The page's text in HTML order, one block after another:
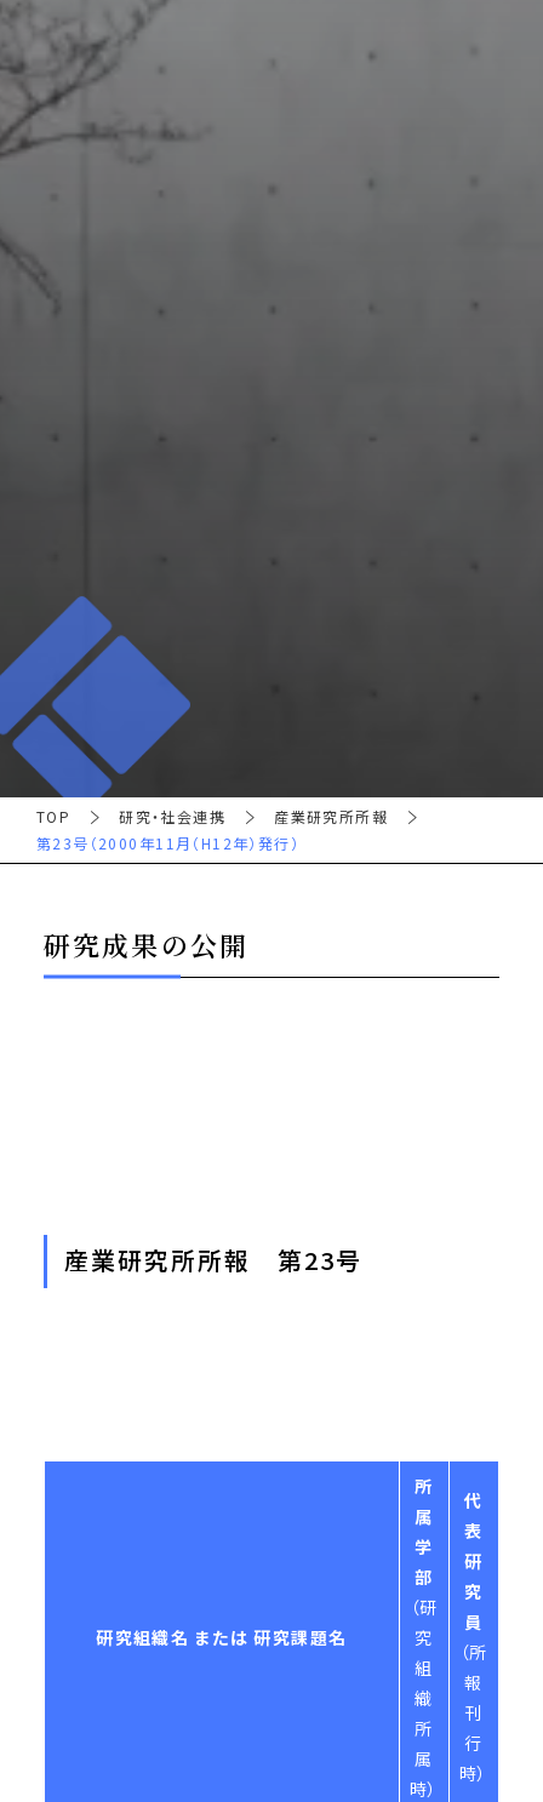
TOP 研究・社会連携
産業研究所所報
第23号（2000年11月（H12年）発行）
研究成果の公開
産業研究所所報 第23号
研究組織名 または 研究課題名
所
属
学
部
（研
究
組
織
所
属
時）
代
表
研
究
員
（所
報
刊
行
時）